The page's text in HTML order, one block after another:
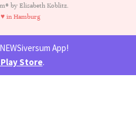
by Elisabeth Koblitz.
in Hamburg
App!
Store.